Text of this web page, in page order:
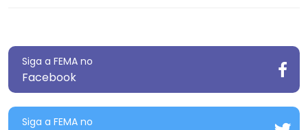
Siga a FEMA no
Facebook
Siga a FEMA no